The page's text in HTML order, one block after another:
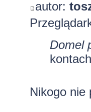
autor:
Domel
Nikogo nie